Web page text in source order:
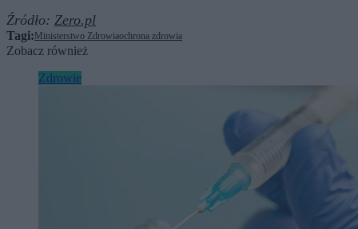
Źródło: Zero.pl
Tagi:Ministerstwo Zdrowiaochrona zdrowia
Zobacz również
Zdrowie